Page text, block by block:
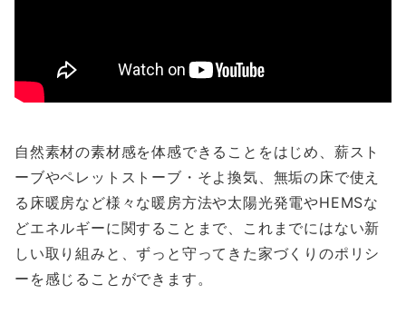
自然素材の素材感を体感できることをはじめ、薪スト
ーブやペレットストーブ・そよ換気、無垢の床で使え
る床暖房など様々な暖房方法や太陽光発電やHEMSな
どエネルギーに関することまで、これまでにはない新
しい取り組みと、ずっと守ってきた家づくりのポリシ
ーを感じることができます。